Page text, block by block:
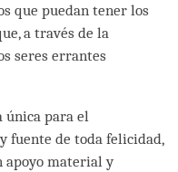
que puedan tener los
a través de la
seres errantes
única para el
fuente de toda felicidad,
apoyo material y